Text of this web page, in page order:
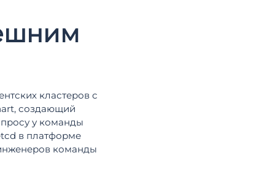
кластеров с
создающий
у команды
в платформе
команды